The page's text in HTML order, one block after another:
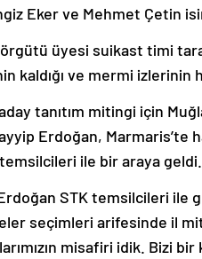
Eker ve Mehmet Çetin
üyesi suikast timi
kaldığı ve mermi
tanıtım mitingi için
Erdoğan,
ile bir araya geldi.
STK temsilcileri ile
seçimleri arifesinde il
misafiri idik. Bizi